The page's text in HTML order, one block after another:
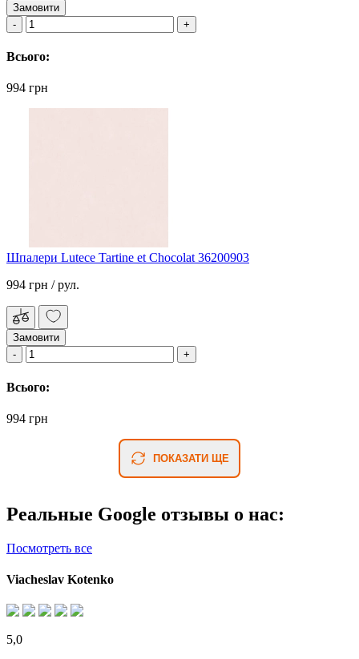
Замовити
Всього:
994 грн
Шпалери Lutece Tartine et Chocolat 36200903
994 грн / рул.
Замовити
Всього:
994 грн
ПОКАЗАТИ ЩЕ
Реальные Google отзывы о нас:
Посмотреть все
Viacheslav Kotenko
5,0